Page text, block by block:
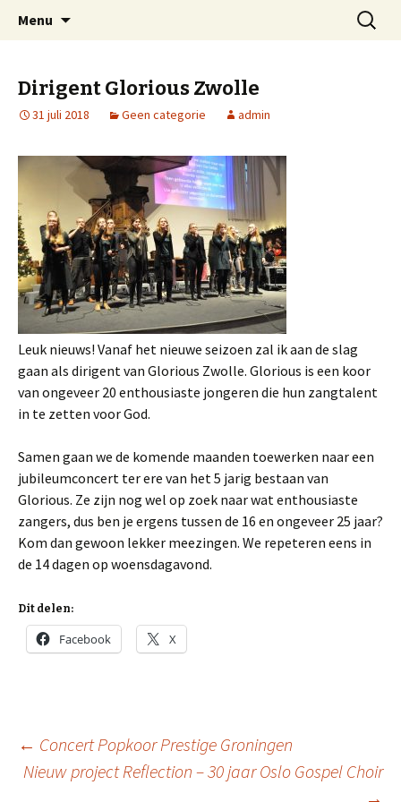
Arnold Wienen
Welkom op mijn website
Menu
Zoeken
naar:
Dirigent Glorious Zwolle
31 juli 2018 Geen categorie admin
Leuk nieuws! Vanaf het nieuwe seizoen zal ik aan de slag
gaan als dirigent van Glorious Zwolle. Glorious is een koor
van ongeveer 20 enthousiaste jongeren die hun zangtalent
in te zetten voor God.
Samen gaan we de komende maanden toewerken naar een
jubileumconcert ter ere van het 5 jarig bestaan van
Glorious. Ze zijn nog wel op zoek naar wat enthousiaste
zangers, dus ben je ergens tussen de 16 en ongeveer 25 jaar?
Kom dan gewoon lekker meezingen. We repeteren eens in
de 14 dagen op woensdagavond.
Dit delen:
Facebook X
Berichtnavigatie
← Concert Popkoor Prestige Groningen
Nieuw project Reflection – 30 jaar Oslo Gospel Choir